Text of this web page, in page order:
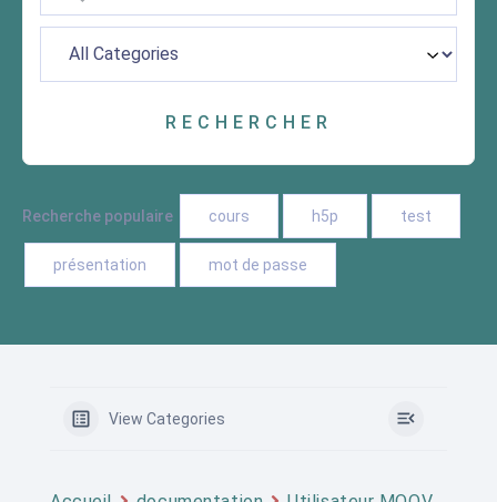
Recherche populaire cours h5p test
présentation mot de passe
View Categories